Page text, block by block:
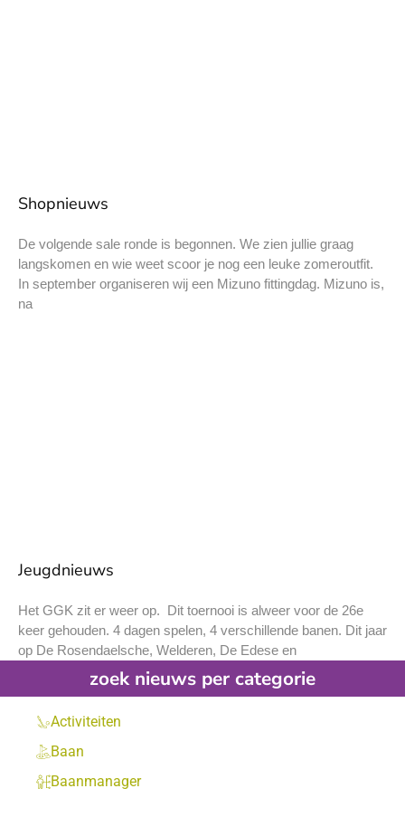
Shopnieuws
De volgende sale ronde is begonnen. We zien jullie graag
langskomen en wie weet scoor je nog een leuke zomeroutfit.
In september organiseren wij een Mizuno fittingdag. Mizuno is,
na
Jeugdnieuws
Het GGK zit er weer op. Dit toernooi is alweer voor de 26e
keer gehouden. 4 dagen spelen, 4 verschillende banen. Dit jaar
op De Rosendaelsche, Welderen, De Edese en
zoek nieuws per categorie
Activiteiten
Baan
Baanmanager